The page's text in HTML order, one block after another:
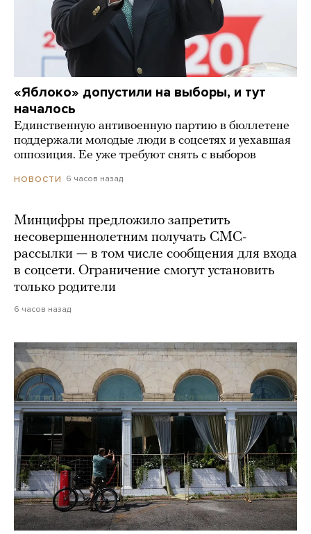
«Яблоко» допустили на выборы, и тут
началось
Единственную антивоенную партию в бюллетене
поддержали молодые люди в соцсетях и уехавшая
оппозиция. Ее уже требуют снять с выборов
НОВОСТИ 6 часов назад
Минцифры предложило запретить
несовершеннолетним получать СМС-
рассылки — в том числе сообщения для входа
в соцсети. Ограничение смогут установить
только родители
6 часов назад